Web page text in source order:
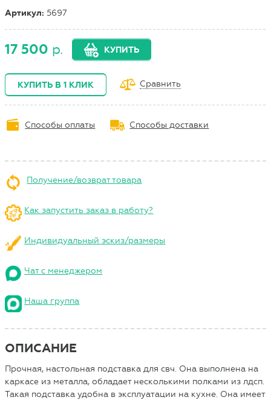
Артикул: 5697
17 500 р. КУПИТЬ
КУПИТЬ В 1 КЛИК Сравнить
Способы оплаты Способы доставки
Получение/возврат товара
Как запустить заказ в работу?
Индивидуальный эскиз/размеры
Чат с менеджером
Наша группа
ОПИСАНИЕ
Прочная, настольная подставка для свч. Она выполнена на
каркасе из металла, обладает несколькими полками из лдсп.
Такая подставка удобна в эксплуатации на кухне. Она имеет